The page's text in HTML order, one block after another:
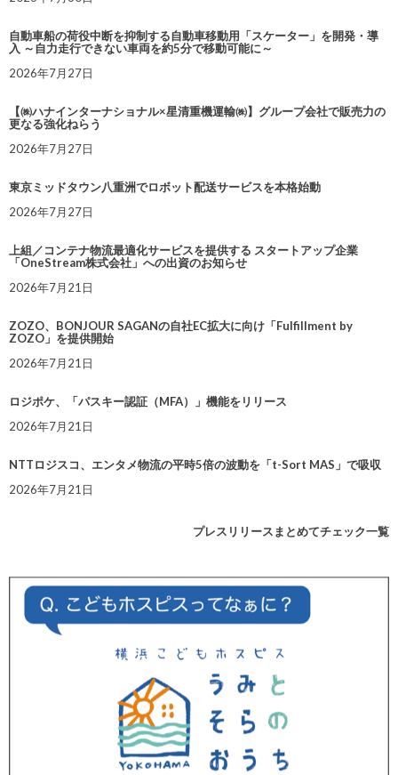
自動車船の荷役中断を抑制する自動車移動用「スケーター」を開発・導
入 ～自力走行できない車両を約5分で移動可能に～
2026年7月27日
【㈱ハナインターナショナル×星清重機運輸㈱】グループ会社で販売力の
更なる強化ねらう
2026年7月27日
東京ミッドタウン八重洲でロボット配送サービスを本格始動
2026年7月27日
上組／コンテナ物流最適化サービスを提供する スタートアップ企業
「OneStream株式会社」への出資のお知らせ
2026年7月21日
ZOZO、BONJOUR SAGANの自社EC拡大に向け「Fulfillment by
ZOZO」を提供開始
2026年7月21日
ロジポケ、「パスキー認証（MFA）」機能をリリース
2026年7月21日
NTTロジスコ、エンタメ物流の平時5倍の波動を「t-Sort MAS」で吸収
2026年7月21日
プレスリリースまとめてチェック一覧